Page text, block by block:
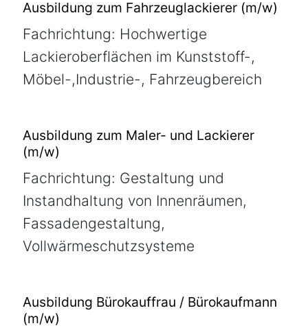
Ausbildung zum Fahrzeuglackierer (m/w)
Fachrichtung: Hochwertige
Lackieroberflächen im Kunststoff-,
Möbel-,Industrie-, Fahrzeugbereich
Ausbildung zum Maler- und Lackierer
(m/w)
Fachrichtung: Gestaltung und
Instandhaltung von Innenräumen,
Fassadengestaltung,
Vollwärmeschutzsysteme
Ausbildung Bürokauffrau / Bürokaufmann
(m/w)